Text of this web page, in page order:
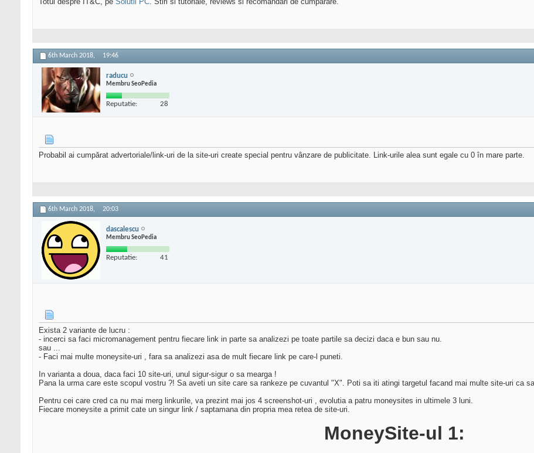
6th March 2018, 19:46
raducu
Membru SeoPedia
Reputatie: 28
Probabil ai cumpărat advertoriale/link-uri de la site-uri create special pentru vânzare de publicitate. Link-urile alea sunt egale cu 0 în mare parte.
6th March 2018, 20:03
dascalescu
Membru SeoPedia
Reputatie: 41
Exista 2 variante de lucru :
- incerci sa faci micromanagement pentru fiecare link in parte sa analizezi pe toate partile sa decizi daca e bun sau nu.
sau ...
- Faci mai multe moneysite-uri , fara sa analizezi asa de mult fiecare link pe care-l puneti.
In varianta a doua, daca faci 10 site-uri, unul sigur-sigur o sa mearga !
Pana la urma care este scopul vostru ?! Sa aveti un site care sa rankeze pe cuvantul "X". Poti sa iti atingi targetul facand mai multe site-uri ca
Pentru cei care cred ca nu mai merg linkurile, va prezint mai jos 4 screenshot-uri , evolutia a patru moneysites in ultimele 3 luni.
Fiecare moneysite a primit cate un singur link / saptamana din propria mea retea de site-uri.
MoneySite-ul 1: